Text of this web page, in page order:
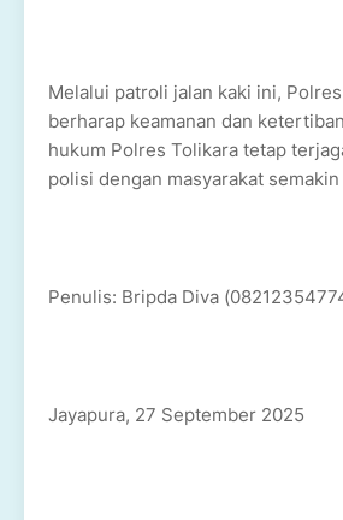
Melalui patroli jalan kaki ini,
berharap keamanan dan
hukum Polres Tolikara tetap
polisi dengan masyarakat semakin
Penulis: Bripda Diva
Jayapura, 27 September 2025